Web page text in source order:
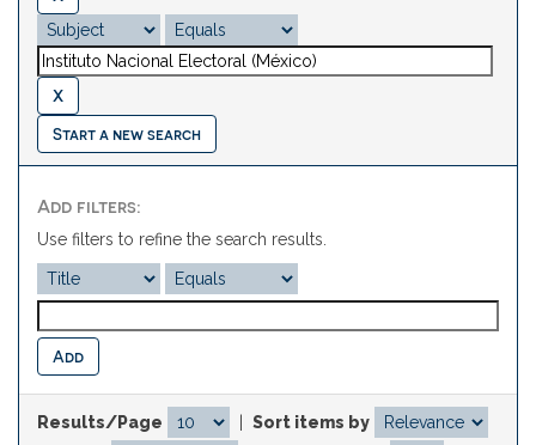
Start a new search
Add filters:
Use filters to refine the search results.
Results/Page
Sort items by